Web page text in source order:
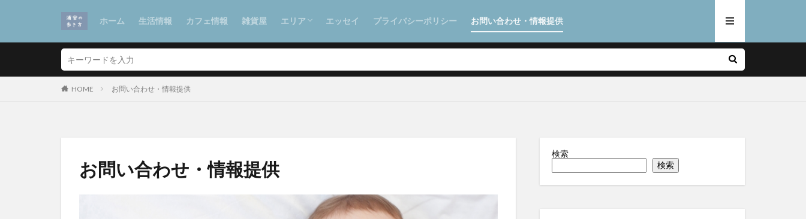
ホーム 生活情報 カフェ情報 雑貨屋 エリア
北栄エリア
日の出エリア
エッセイ プライバシーポリシー お問い合わせ・情報提供
HOME お問い合わせ・情報提供
お問い合わせ・情報提供
検索
検索